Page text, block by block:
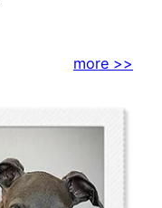
more >>